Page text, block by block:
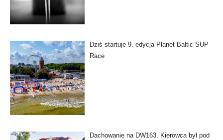
Dziś startuje 9. edycja Planet Baltic SUP
Race
Dachowanie na DW163. Kierowca był pod